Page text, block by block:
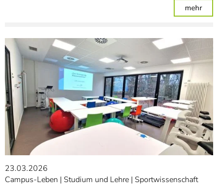
mehr: Mit
23.03.2026
Campus-Leben
Studium und Lehre Sportwissenschaft